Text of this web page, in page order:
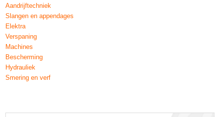
Aandrijftechniek
Slangen en appendages
Elektra
Verspaning
Machines
Bescherming
Hydrauliek
Smering en verf